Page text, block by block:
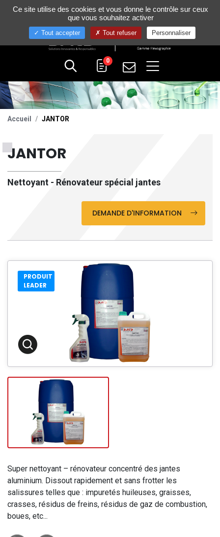
+33 (0)4 75 58 80 10
0
Accueil JANTOR
JANTOR
Nettoyant - Rénovateur spécial jantes
DEMANDE D'INFORMATION
PRODUIT
LEADER
Super nettoyant – rénovateur concentré des jantes
aluminium. Dissout rapidement et sans frotter les
salissures telles que : impuretés huileuses, graisses,
crasses, résidus de freins, résidus de gaz de combustion,
boues, etc...
Gestion de vos préférences sur les cookies
Ce site utilise des cookies et vous donne le contrôle sur ceux
que vous souhaitez activer
Tout accepter Tout refuser Personnaliser